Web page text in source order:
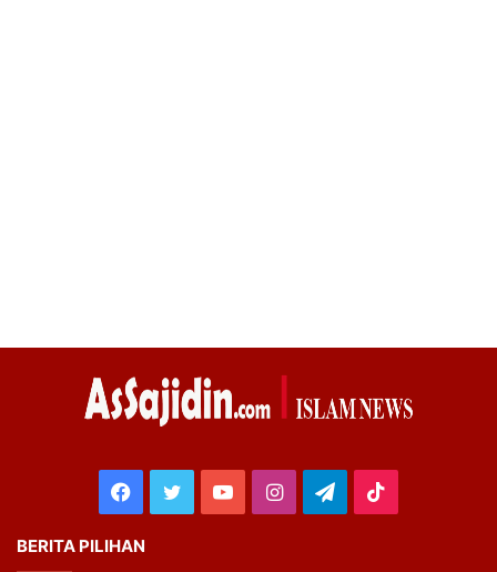
Facebook
TwitterYouTubeInstagram
Telegram
BERITA PILIHAN